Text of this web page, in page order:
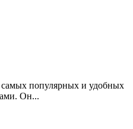
самых популярных и удобных
Он...